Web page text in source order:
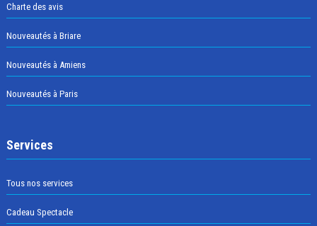
Charte des avis
Nouveautés à Briare
Nouveautés à Amiens
Nouveautés à Paris
Services
Tous nos services
Cadeau Spectacle